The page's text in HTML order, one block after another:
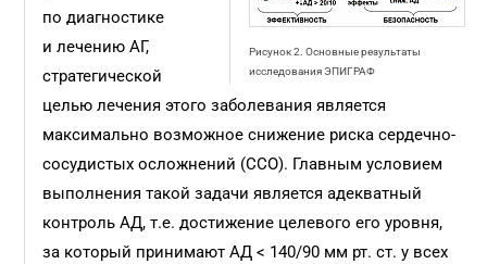
Рисунок 2. Основные результаты
исследования ЭПИГРАФ
по диагностике
и лечению АГ,
стратегической
целью лечения этого заболевания является
максимально возможное снижение риска сердечно-
сосудистых осложнений (ССО). Главным условием
выполнения такой задачи является адекватный
контроль АД, т.е. достижение целевого его уровня,
за который принимают АД < 140/90 мм рт. ст. у всех